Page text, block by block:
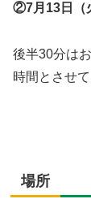
②7月13日（
後半30分は
時間とさせ
場所